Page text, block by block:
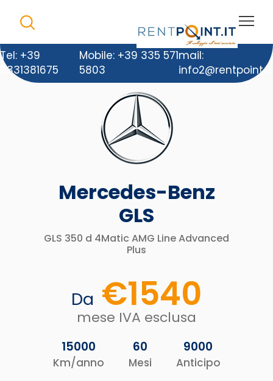
Tel: +39
0331381675
Mobile: +39 335 571
5803
mail:
info2@rentpoint.it
Mercedes-Benz
GLS
GLS 350 d 4Matic AMG Line Advanced
Plus
Da €1540
mese IVA esclusa
15000
Km/anno
60
Mesi
9000
Anticipo